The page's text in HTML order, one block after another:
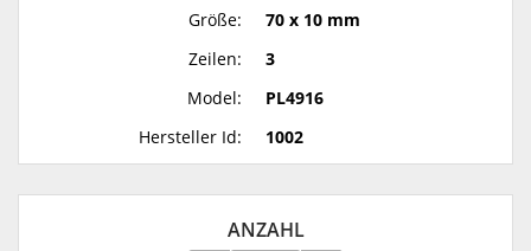
Größe:
70 x 10 mm
Zeilen:
3
Model:
PL4916
Hersteller Id:
1002
ANZAHL